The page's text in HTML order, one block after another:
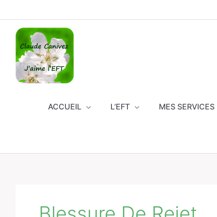
au
contenu
ACCUEIL L’EFT MES SERVICES